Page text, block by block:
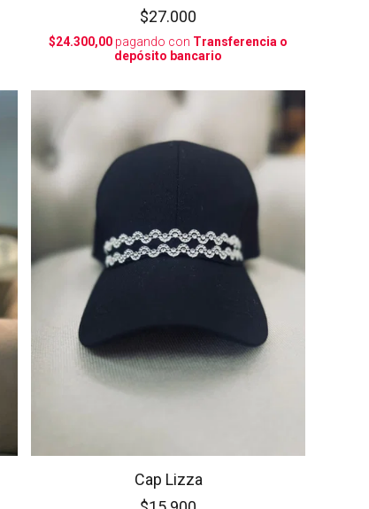
$27.000
$24.300,00 pagando con Transferencia o
depósito bancario
Cap Lizza